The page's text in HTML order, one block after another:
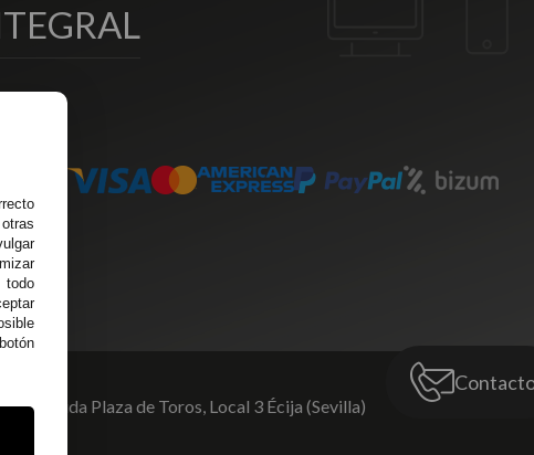
Avenida Plaza de Toros, Local 3 Écija (Sevilla)